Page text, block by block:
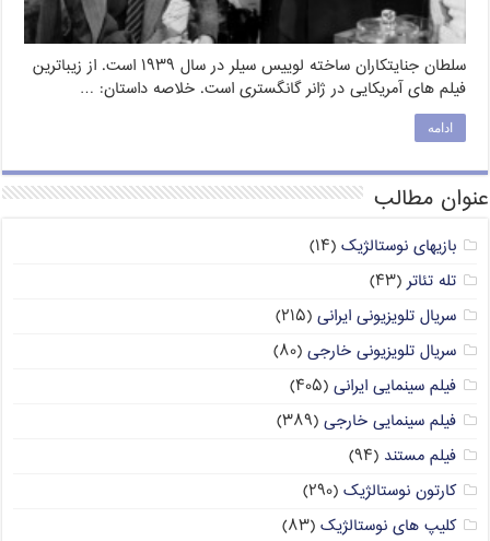
سلطان جنایتکاران ساخته لوییس سیلر در سال ۱۹۳۹ است. از زیباترین
فیلم های آمریکایی در ژانر گانگستری است. خلاصه داستان: …
ادامه
عنوان مطالب
بازیهای نوستالژیک (۱۴)
تله تئاتر (۴۳)
سریال تلویزیونی ایرانی (۲۱۵)
سریال تلویزیونی خارجی (۸۰)
فیلم سینمایی ایرانی (۴۰۵)
فیلم سینمایی خارجی (۳۸۹)
فیلم مستند (۹۴)
کارتون نوستالژیک (۲۹۰)
کلیپ های نوستالژیک (۸۳)